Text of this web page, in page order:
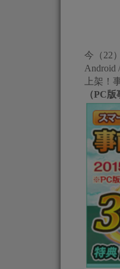
今（22
Android
上架！
（PC